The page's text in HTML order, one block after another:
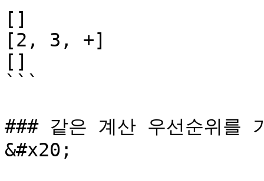
[]
[2, 3, +]
[]
```
### 같은 계산 우선순위를
&#x20;